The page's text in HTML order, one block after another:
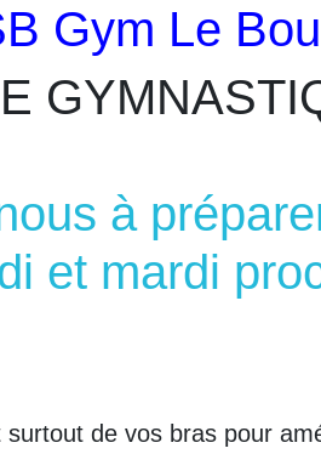
Gym Le
à
et mardi
de vos bras pour